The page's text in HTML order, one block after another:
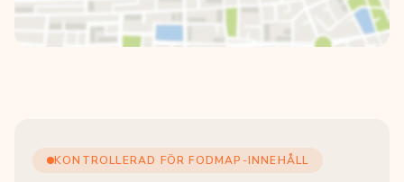
KONTROLLERAD FÖR FODMAP-INNEHÅLL